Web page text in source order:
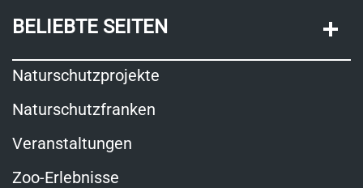
BELIEBTE SEITEN
Naturschutzprojekte
Naturschutzfranken
Veranstaltungen
Zoo-Erlebnisse